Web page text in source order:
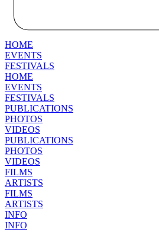
HOME
EVENTS
FESTIVALS
HOME
EVENTS
FESTIVALS
PUBLICATIONS
PHOTOS
VIDEOS
PUBLICATIONS
PHOTOS
VIDEOS
FILMS
ARTISTS
FILMS
ARTISTS
INFO
INFO